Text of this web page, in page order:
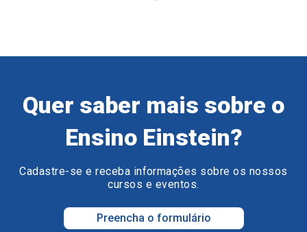
Quer saber mais sobre o
Ensino Einstein?
Cadastre-se e receba informações sobre os nossos
cursos e eventos.
Preencha o formulário